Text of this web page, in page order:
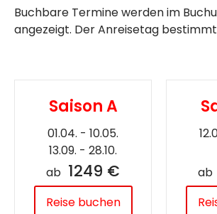
Buchbare Termine werden im
angezeigt. Der Anreisetag bestimmt
Saison A
01.04. - 10.05.
13.09. - 28.10.
ab 1249 €
Reise buchen
ab